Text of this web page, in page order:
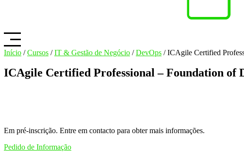
Início /Cursos /IT & Gestão de Negócio /DevOps / ICAgile Certified
ICAgile Certified Professional – Foundation of
Em pré-inscrição. Entre em contacto para obter mais informações.
Pedido de Informação